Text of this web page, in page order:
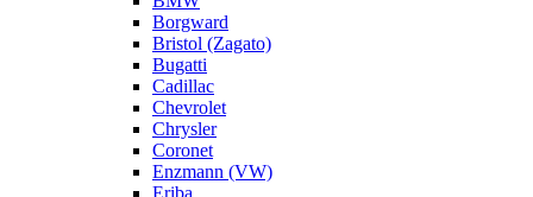
Borgward
Bristol (Zagato)
Bugatti
Cadillac
Chevrolet
Chrysler
Coronet
Enzmann (VW)
Eriba